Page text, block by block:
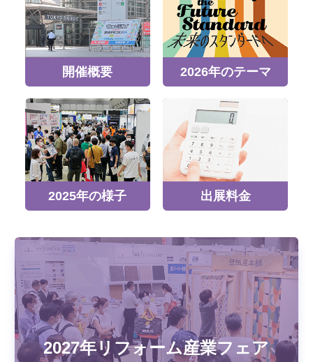
開催概要 2026年のテーマ
2025年の様子 出展料金
2027年リフォーム産業フェア